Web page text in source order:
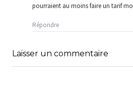
pourraient au moins faire un tarif
Répondre
Laisser un commentaire